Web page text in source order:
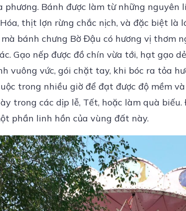
phương. Bánh được làm từ những nguyên
thịt lợn rừng chắc nịch, và đặc biệt là
bánh chưng Bờ Đậu có hương vị thơm
Gạo nếp được đồ chín vừa tới, hạt gạo
vuông vức, gói chặt tay, khi bóc ra tỏa
trong nhiều giờ để đạt được độ mềm
trong các dịp lễ, Tết, hoặc làm quà
phần linh hồn của vùng đất này.